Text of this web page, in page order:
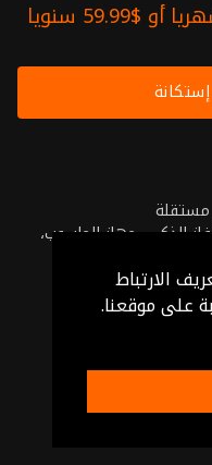
الارتباط
على موقعنا.
الذكي، جهاز الحاسوب،